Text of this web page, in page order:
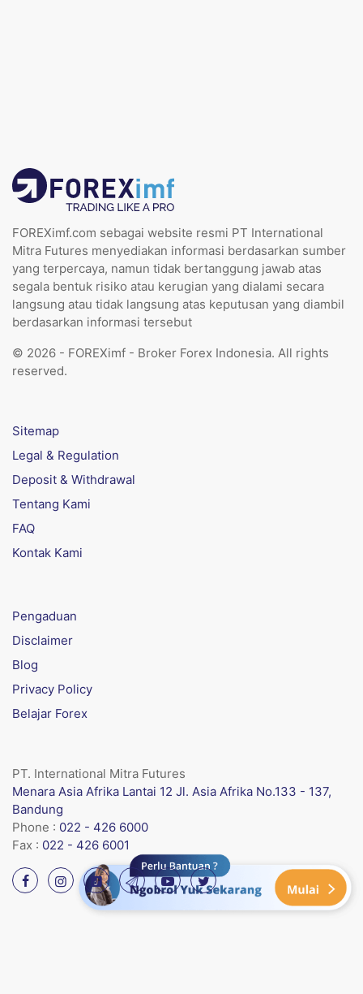
FOREXimf.com sebagai website resmi PT International
Mitra Futures menyediakan informasi berdasarkan sumber
yang terpercaya, namun tidak bertanggung jawab atas
segala bentuk risiko atau kerugian yang dialami secara
langsung atau tidak langsung atas keputusan yang diambil
berdasarkan informasi tersebut
© 2026 - FOREXimf - Broker Forex Indonesia. All rights
reserved.
Sitemap
Legal & Regulation
Deposit & Withdrawal
Tentang Kami
FAQ
Kontak Kami
Pengaduan
Disclaimer
Blog
Privacy Policy
Belajar Forex
PT. International Mitra Futures
Menara Asia Afrika Lantai 12 Jl. Asia Afrika No.133 - 137,
Bandung
Phone : 022 - 426 6000
Fax : 022 - 426 6001